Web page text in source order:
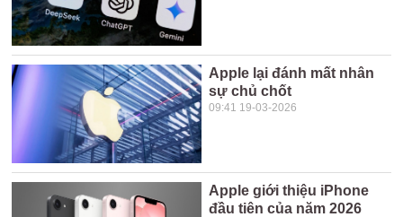
Apple lại đánh mất nhân
sự chủ chốt
09:41 19-03-2026
Apple giới thiệu iPhone
đầu tiên của năm 2026